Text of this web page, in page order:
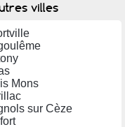
villes
Mons
sur Cèze